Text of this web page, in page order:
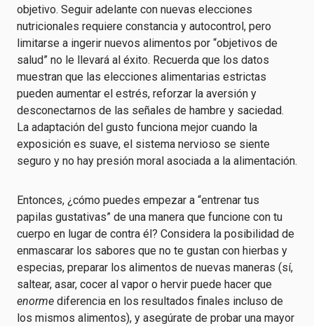
objetivo. Seguir adelante con nuevas elecciones
nutricionales requiere constancia y autocontrol, pero
limitarse a ingerir nuevos alimentos por “objetivos de
salud” no le llevará al éxito. Recuerda que los datos
muestran que las elecciones alimentarias estrictas
pueden aumentar el estrés, reforzar la aversión y
desconectarnos de las señales de hambre y saciedad.
La adaptación del gusto funciona mejor cuando la
exposición es suave, el sistema nervioso se siente
seguro y no hay presión moral asociada a la alimentación.
Entonces, ¿cómo puedes empezar a “entrenar tus
papilas gustativas” de una manera que funcione con tu
cuerpo en lugar de contra él? Considera la posibilidad de
enmascarar los sabores que no te gustan con hierbas y
especias, preparar los alimentos de nuevas maneras (sí,
saltear, asar, cocer al vapor o hervir puede hacer que
enorme diferencia en los resultados finales incluso de
los mismos alimentos), y asegúrate de probar una mayor